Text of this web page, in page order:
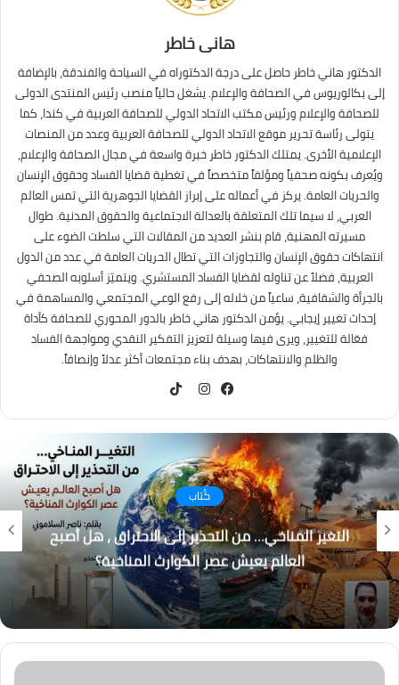
هانى خاطر
الدكتور هاني خاطر حاصل على درجة الدكتوراه في السياحة والفندقة، بالإضافة
إلى بكالوريوس في الصحافة والإعلام. يشغل حالياً منصب رئيس المنتدى الدولى
للصحافة والإعلام ورئيس مكتب الاتحاد الدولي للصحافة العربية في كندا، كما
يتولى رئاسة تحرير موقع الاتحاد الدولي للصحافة العربية وعدد من المنصات
الإعلامية الأخرى. يمتلك الدكتور خاطر خبرة واسعة في مجال الصحافة والإعلام،
ويُعرف بكونه صحفياً ومؤلفاً متخصصاً في تغطية قضايا الفساد وحقوق الإنسان
والحريات العامة. يركز في أعماله على إبراز القضايا الجوهرية التي تمس العالم
العربي، لا سيما تلك المتعلقة بالعدالة الاجتماعية والحقوق المدنية. طوال
مسيرته المهنية، قام بنشر العديد من المقالات التي سلطت الضوء على
انتهاكات حقوق الإنسان والتجاوزات التي تطال الحريات العامة في عدد من الدول
العربية، فضلاً عن تناوله لقضايا الفساد المستشري. ويتميّز أسلوبه الصحفي
بالجرأة والشفافية، ساعياً من خلاله إلى رفع الوعي المجتمعي والمساهمة في
إحداث تغيير إيجابي. يؤمن الدكتور هاني خاطر بالدور المحوري للصحافة كأداة
فعّالة للتغيير، ويرى فيها وسيلة لتعزيز التفكير النقدي ومواجهة الفساد
والظلم والانتهاكات، بهدف بناء مجتمعات أكثر عدلاً وإنصافاً.
كُتاب
التغير المناخي… من التحذير إلى الاحتراق ، هل أصبح
العالم يعيش عصر الكوارث المناخية؟